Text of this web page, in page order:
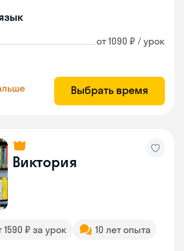
от 1090 ₽ / урок
Выбрать время
Виктория
1590 ₽ за урок
10 лет опыта